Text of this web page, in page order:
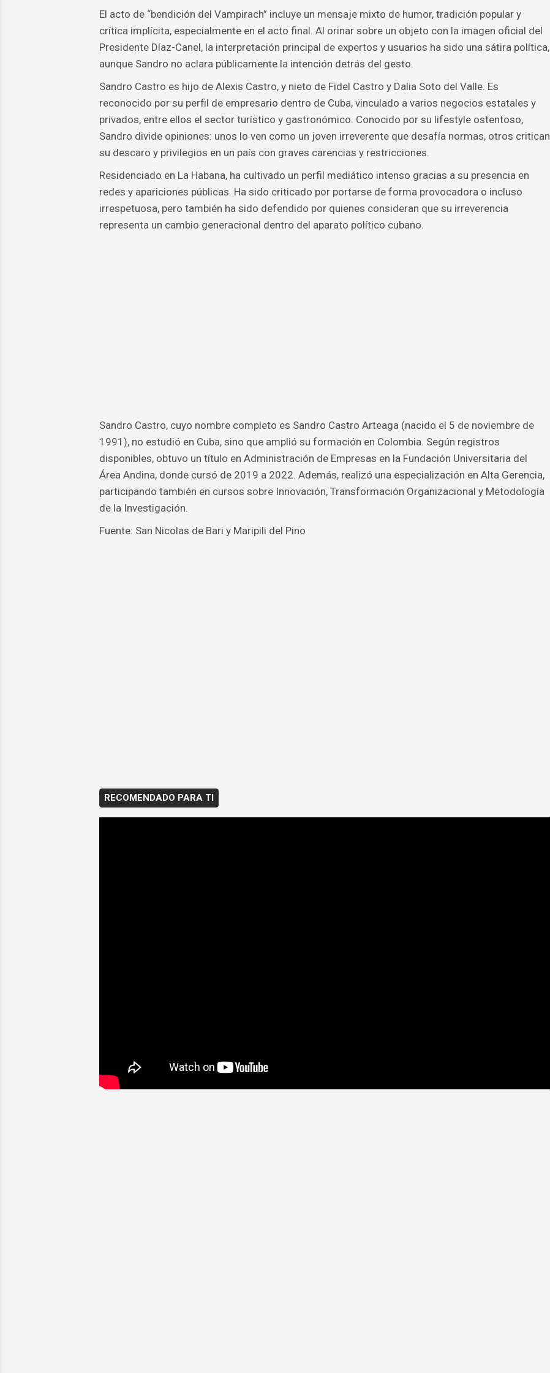
El acto de “bendición del Vampirach” incluye un mensaje mixto de humor, tradición popular y
crítica implícita, especialmente en el acto final. Al orinar sobre un objeto con la imagen oficial del
Presidente Díaz-Canel, la interpretación principal de expertos y usuarios ha sido una sátira política,
aunque Sandro no aclara públicamente la intención detrás del gesto.
Sandro Castro es hijo de Alexis Castro, y nieto de Fidel Castro y Dalia Soto del Valle. Es
reconocido por su perfil de empresario dentro de Cuba, vinculado a varios negocios estatales y
privados, entre ellos el sector turístico y gastronómico. Conocido por su lifestyle ostentoso,
Sandro divide opiniones: unos lo ven como un joven irreverente que desafía normas, otros critican
su descaro y privilegios en un país con graves carencias y restricciones.
Residenciado en La Habana, ha cultivado un perfil mediático intenso gracias a su presencia en
redes y apariciones públicas. Ha sido criticado por portarse de forma provocadora o incluso
irrespetuosa, pero también ha sido defendido por quienes consideran que su irreverencia
representa un cambio generacional dentro del aparato político cubano.
Sandro Castro, cuyo nombre completo es Sandro Castro Arteaga (nacido el 5 de noviembre de
1991), no estudió en Cuba, sino que amplió su formación en Colombia. Según registros
disponibles, obtuvo un título en Administración de Empresas en la Fundación Universitaria del
Área Andina, donde cursó de 2019 a 2022. Además, realizó una especialización en Alta Gerencia,
participando también en cursos sobre Innovación, Transformación Organizacional y Metodología
de la Investigación.
Fuente: San Nicolas de Bari y Maripili del Pino
RECOMENDADO PARA TI